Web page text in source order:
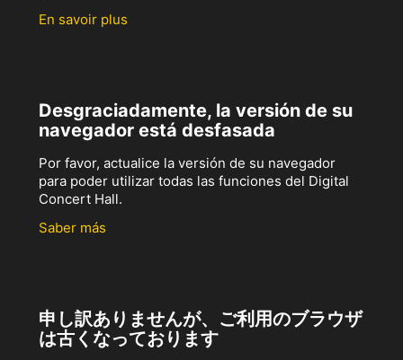
En savoir plus
Desgraciadamente, la versión de su
navegador está desfasada
Por favor, actualice la versión de su navegador
para poder utilizar todas las funciones del Digital
Concert Hall.
Saber más
申し訳ありませんが、ご利用のブラウザ
は古くなっております